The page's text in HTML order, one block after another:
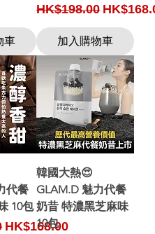
車
Regular Price
HK$198.00 Sale Price
加入購物車
代餐
10包
Sale Price
HK$168.00
韓國大熱😍
GLAM.D 魅力代餐
奶昔 特濃黑芝麻味
10包